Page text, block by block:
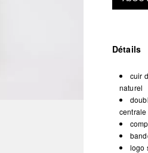
Détails
cuir
naturel
logo